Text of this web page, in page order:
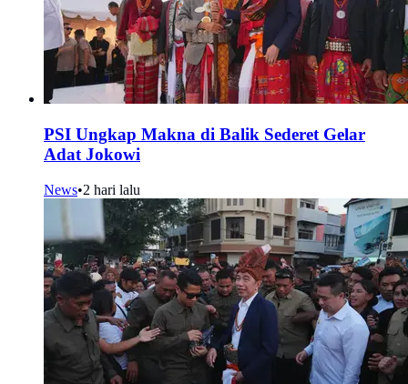
PSI Ungkap Makna di Balik Sederet Gelar
Adat Jokowi
News•2 hari lalu